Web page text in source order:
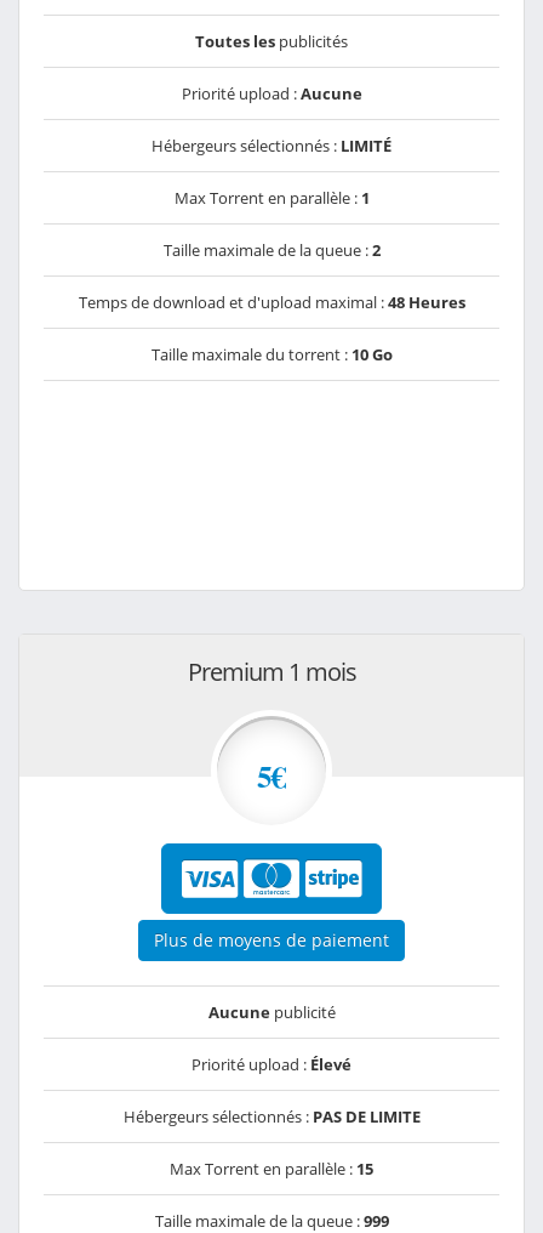
Toutes les publicités
Priorité upload :Aucune
Hébergeurs sélectionnés : LIMITÉ
Max Torrent en parallèle : 1
Taille maximale de la queue :2
Temps de download et d'upload maximal :48 Heures
Taille maximale du torrent : 10 Go
Premium 1 mois
5€
Plus de moyens de paiement
Aucunepublicité
Priorité upload : Élevé
Hébergeurs sélectionnés : PAS DE LIMITE
Max Torrent en parallèle : 15
Taille maximale de la queue :999